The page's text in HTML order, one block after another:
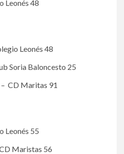
Leonés 48
Leonés 48
Soria Baloncesto 25
CD Maritas 91
Leonés 55
Maristas 56